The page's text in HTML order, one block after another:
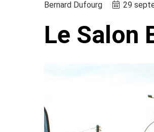
Bernard Dufourg 29
Le Salon